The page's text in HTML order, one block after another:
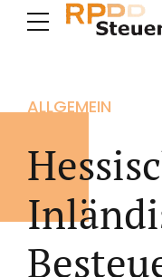
ALLGEMEIN